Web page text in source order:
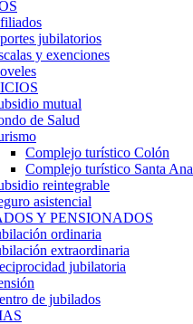
jubilatorios
y exenciones
mutual
de Salud
Complejo turístico Colón
Complejo turístico Santa Ana
reintegrable
asistencial
Y PENSIONADOS
ordinaria
extraordinaria
jubilatoria
de jubilados